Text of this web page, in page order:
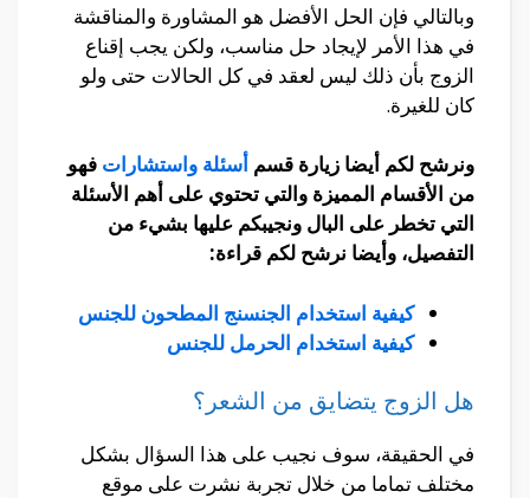
وبالتالي فإن الحل الأفضل هو المشاورة والمناقشة
في هذا الأمر لإيجاد حل مناسب، ولكن يجب إقناع
الزوج بأن ذلك ليس لعقد في كل الحالات حتى ولو
كان للغيرة.
ونرشح لكم أيضا زيارة قسم أسئلة واستشارات فهو
من الأقسام المميزة والتي تحتوي على أهم الأسئلة
التي تخطر على البال ونجيبكم عليها بشيء من
التفصيل، وأيضا نرشح لكم قراءة:
كيفية استخدام الجنسنج المطحون للجنس
كيفية استخدام الحرمل للجنس
هل الزوج يتضايق من الشعر؟
في الحقيقة، سوف نجيب على هذا السؤال بشكل
مختلف تماما من خلال تجربة نشرت على موقع